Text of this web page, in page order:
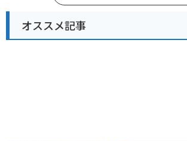
オススメ記事